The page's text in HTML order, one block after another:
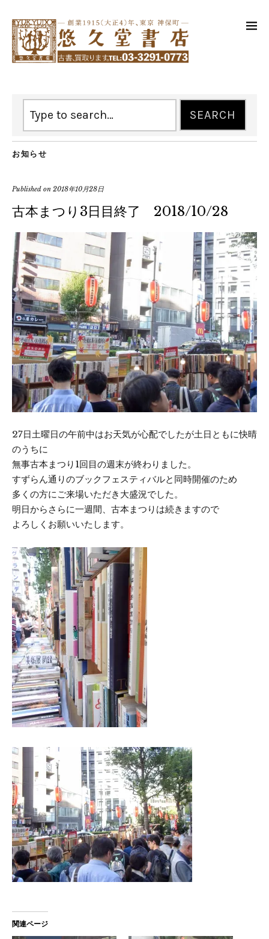
お知らせ
Published on 2018年10月28日
古本まつり3日目終了 2018/10/28
27日土曜日の午前中はお天気が心配でしたが土日ともに快晴
のうちに
無事古本まつり1回目の週末が終わりました。
すずらん通りのブックフェスティバルと同時開催のため
多くの方にご来場いただき大盛況でした。
明日からさらに一週間、古本まつりは続きますので
よろしくお願いいたします。
関連ページ